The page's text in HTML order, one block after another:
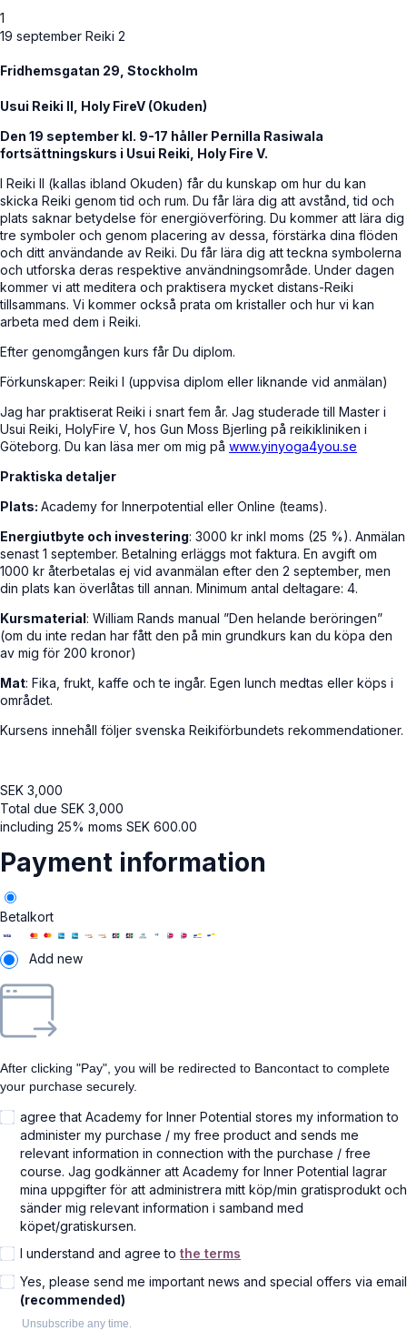
1
19 september Reiki 2
Fridhemsgatan 29, Stockholm
Usui Reiki II, Holy FireV (Okuden)
Den 19 september kl. 9-17 håller Pernilla Rasiwala
fortsättningskurs i Usui Reiki, Holy Fire V.
I Reiki II (kallas ibland Okuden) får du kunskap om hur du kan
skicka Reiki genom tid och rum. Du får lära dig att avstånd, tid och
plats saknar betydelse för energiöverföring. Du kommer att lära dig
tre symboler och genom placering av dessa, förstärka dina flöden
och ditt användande av Reiki. Du får lära dig att teckna symbolerna
och utforska deras respektive användningsområde. Under dagen
kommer vi att meditera och praktisera mycket distans-Reiki
tillsammans. Vi kommer också prata om kristaller och hur vi kan
arbeta med dem i Reiki.
Efter genomgången kurs får Du diplom.
Förkunskaper: Reiki I (uppvisa diplom eller liknande vid anmälan)
Jag har praktiserat Reiki i snart fem år. Jag studerade till Master i
Usui Reiki, HolyFire V, hos Gun Moss Bjerling på reikikliniken i
Göteborg. Du kan läsa mer om mig på www.yinyoga4you.se
Praktiska detaljer
Plats: Academy for Innerpotential eller Online (teams).
Energiutbyte och investering: 3000 kr inkl moms (25 %). Anmälan
senast 1 september. Betalning erläggs mot faktura. En avgift om
1000 kr återbetalas ej vid avanmälan efter den 2 september, men
din plats kan överlåtas till annan. Minimum antal deltagare: 4.
Kursmaterial: William Rands manual ”Den helande beröringen”
(om du inte redan har fått den på min grundkurs kan du köpa den
av mig för 200 kronor)
Mat: Fika, frukt, kaffe och te ingår. Egen lunch medtas eller köps i
området.
Kursens innehåll följer svenska Reikiförbundets rekommendationer.
SEK 3,000
Total due SEK 3,000
including 25% moms SEK 600.00
Payment information
Betalkort
Add new
After clicking "Pay", you will be redirected to Bancontact to complete
your purchase securely.
agree that Academy for Inner Potential stores my information to
administer my purchase / my free product and sends me
relevant information in connection with the purchase / free
course. Jag godkänner att Academy for Inner Potential lagrar
mina uppgifter för att administrera mitt köp/min gratisprodukt och
sänder mig relevant information i samband med
köpet/gratiskursen.
I understand and agree to the terms
Yes, please send me important news and special offers via email
(recommended)
Unsubscribe any time.